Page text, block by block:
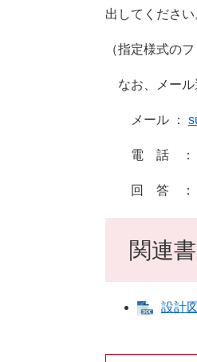
出してください
（指定様式の
なお、メール
メール ：
電 話 ：
回 答 ： ホー
関連
設計